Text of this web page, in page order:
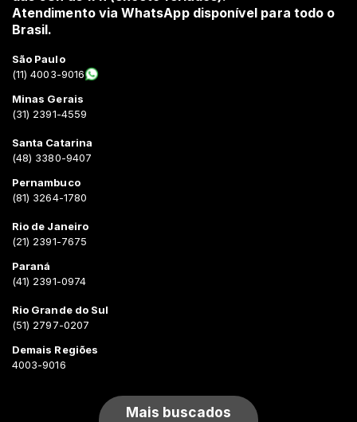
Atendimento via WhatsApp disponível para todo o
Brasil.
São Paulo
(11) 4003-9016
Minas Gerais
(31) 2391-4559
Santa Catarina
(48) 3380-9407
Pernambuco
(81) 3264-1780
Rio de Janeiro
(21) 2391-7675
Paraná
(41) 2391-0974
Rio Grande do Sul
(51) 2797-0207
Demais Regiões
4003-9016
Mais buscados